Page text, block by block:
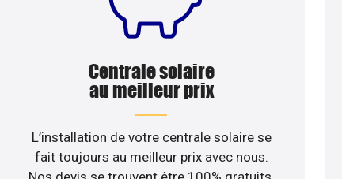
Centrale solaire
au meilleur prix
L’installation de votre centrale solaire se
fait toujours au meilleur prix avec nous.